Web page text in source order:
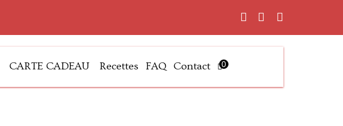
CARTE CADEAU Recettes FAQ Contact 0